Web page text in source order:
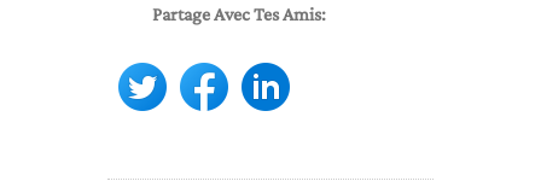
Partage Avec Tes Amis: